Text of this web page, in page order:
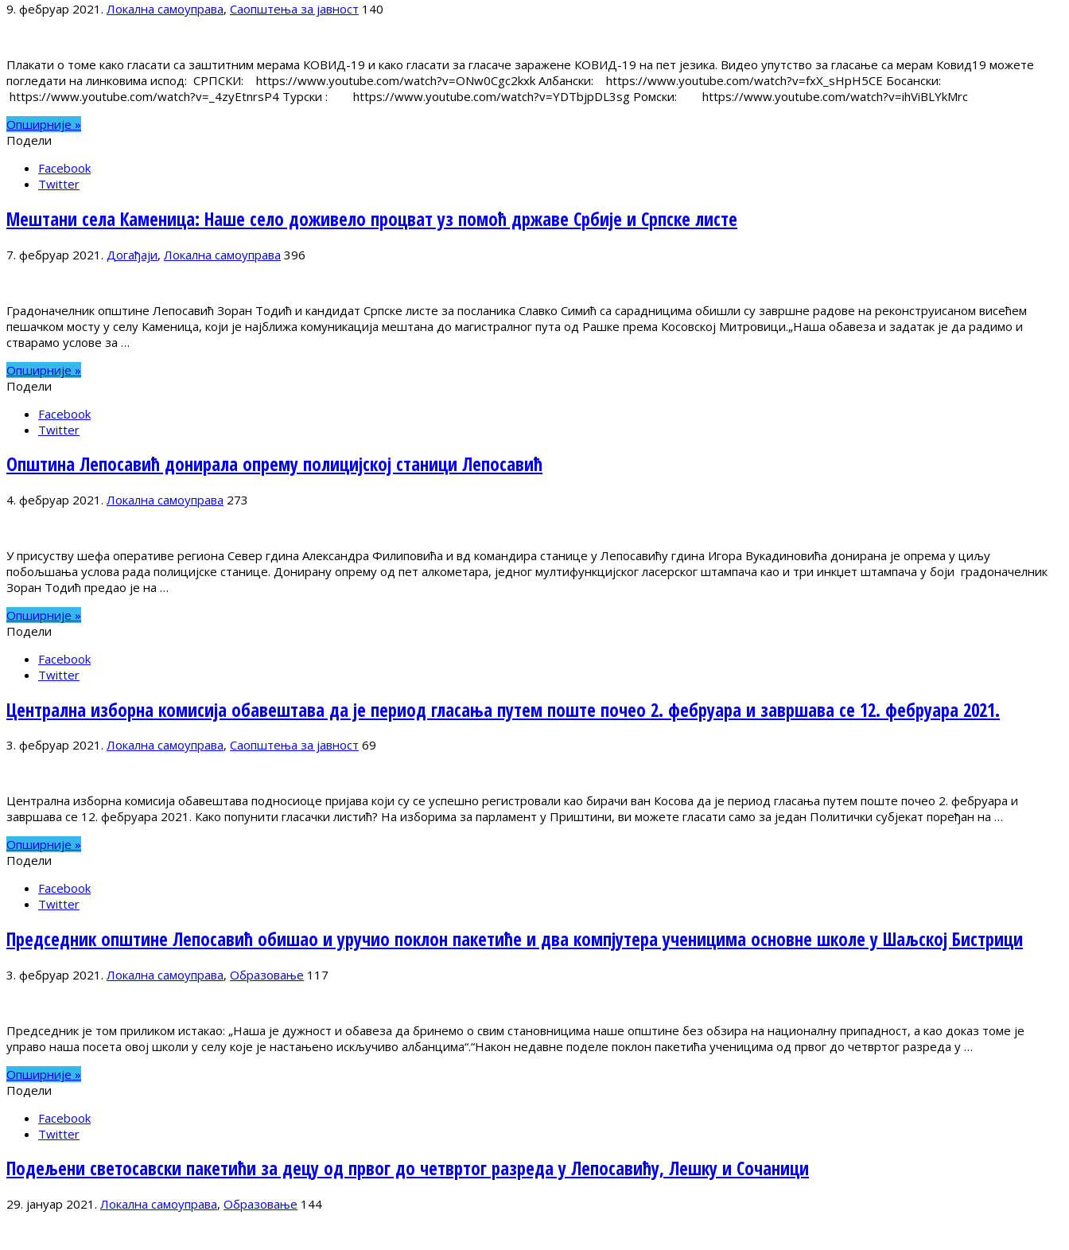
9. фебруар 2021. Локална самоуправа, Саопштења за јавност 140
Плакати о томе како гласати са заштитним мерама КОВИД-19 и како гласати за гласаче заражене КОВИД-19 на пет језика. Видео упутство за гласање са мерам Ковид19 можете
погледати на линковима испод: СРПСКИ: https://www.youtube.com/watch?v=ONw0Cgc2kxk Албански: https://www.youtube.com/watch?v=fxX_sHpH5CE Босански:
https://www.youtube.com/watch?v=_4zyEtnrsP4 Турски : https://www.youtube.com/watch?v=YDTbjpDL3sg Ромски: https://www.youtube.com/watch?v=ihViBLYkMrc
Опширније »
Подели
Facebook
Twitter
Мештани села Каменица: Наше село доживело процват уз помоћ државе Србије и Српске листе
7. фебруар 2021. Догађаји, Локална самоуправа 396
Градоначелник општине Лепосавић Зоран Тодић и кандидат Српске листе за посланика Славко Симић са сарадницима обишли су завршне радове на реконструисаном висећем
пешачком мосту у селу Каменица, који је најближа комуникација мештана до магистралног пута од Рашке према Косовској Митровици.„Наша обавеза и задатак је да радимо и
стварамо услове за …
Опширније »
Подели
Facebook
Twitter
Општина Лепосавић донирала опрему полицијској станици Лепосавић
4. фебруар 2021. Локална самоуправа 273
У присуству шефа оперативе региона Север гдина Александра Филиповића и вд командира станице у Лепосавићу гдина Игора Вукадиновића донирана је опрема у циљу
побољшања услова рада полицијске станице. Донирану опрему од пет алкометара, једног мултифункцијског ласерског штампача као и три инкџет штампача у боји градоначелник
Зоран Тодић предао је на …
Опширније »
Подели
Facebook
Twitter
Централна изборна комисија обавештава да је период гласања путем поште почео 2. фебруара и завршава се 12. фебруара 2021.
3. фебруар 2021. Локална самоуправа, Саопштења за јавност 69
Централна изборна комисија обавештава подносиоце пријава који су се успешно регистровали као бирачи ван Косова да је период гласања путем поште почео 2. фебруара и
завршава се 12. фебруара 2021. Како попунити гласачки листић? На изборима за парламент у Приштини, ви можете гласати само за један Политички субјекат поређан на …
Опширније »
Подели
Facebook
Twitter
Председник општине Лепосавић обишао и уручио поклон пакетиће и два компјутера ученицима основне школе у Шаљској Бистрици
3. фебруар 2021. Локална самоуправа, Образовање 117
Председник је том приликом истакао: „Наша је дужност и обавеза да бринемо о свим становницима наше општине без обзира на националну припадност, а као доказ томе је
управо наша посета овој школи у селу које је настањено искључиво албанцима“.“Након недавне поделе поклон пакетића ученицима од првог до четвртог разреда у …
Опширније »
Подели
Facebook
Twitter
Подељени светосавски пакетићи за децу од првог до четвртог разреда у Лепосавићу, Лешку и Сочаници
29. јануар 2021. Локална самоуправа, Образовање 144